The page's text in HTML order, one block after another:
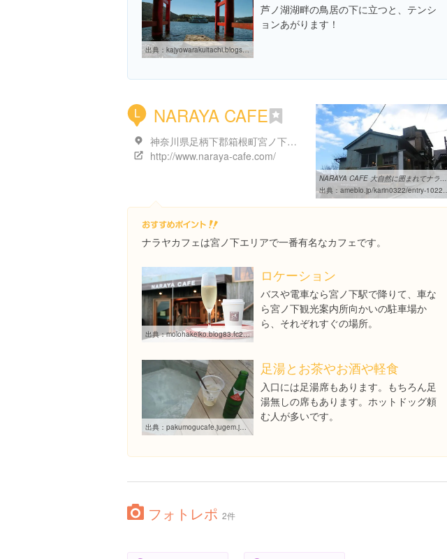
出典： kajyowarakuitachi.blogspot.com/2013/09/blog-post_22.html
芦ノ湖湖畔の鳥居の下に立つと、テンシ
ョンあがります！
L NARAYA CAFE
神奈川県足柄下郡箱根町宮ノ下４０４-１３
http://www.naraya-cafe.com/
NARAYA CAFE 大自然に囲まれてナラヤパフェを♪224本目 ...
出典： ameblo.jp/karin0322/entry-10220932748.html
ナラヤカフェは宮ノ下エリアで一番有名なカフェです。
出典：molohakeiko.blog83.fc2.com/blog-entry-343.html
ロケーション
バスや電車なら宮ノ下駅で降りて、車な
ら宮ノ下観光案内所向かいの駐車場か
ら、それぞれすぐの場所。
出典： pakumogucafe.jugem.jp/?eid=275
足湯とお茶やお酒や軽食
入口には足湯席もあります。もちろん足
湯無しの席もあります。ホットドッグ頼
む人が多いです。
フォトレポ 2件